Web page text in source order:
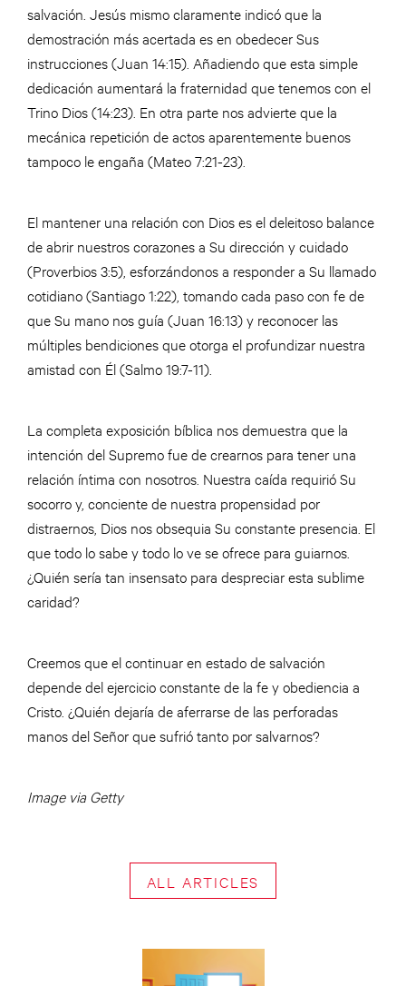
salvación. Jesús mismo claramente indicó que la
demostración más acertada es en obedecer Sus
instrucciones (Juan 14:15). Añadiendo que esta simple
dedicación aumentará la fraternidad que tenemos con el
Trino Dios (14:23). En otra parte nos advierte que la
mecánica repetición de actos aparentemente buenos
tampoco le engaña (Mateo 7:21-23).
El mantener una relación con Dios es el deleitoso balance
de abrir nuestros corazones a Su dirección y cuidado
(Proverbios 3:5), esforzándonos a responder a Su llamado
cotidiano (Santiago 1:22), tomando cada paso con fe de
que Su mano nos guía (Juan 16:13) y reconocer las
múltiples bendiciones que otorga el profundizar nuestra
amistad con Él (Salmo 19:7-11).
La completa exposición bíblica nos demuestra que la
intención del Supremo fue de crearnos para tener una
relación íntima con nosotros. Nuestra caída requirió Su
socorro y, conciente de nuestra propensidad por
distraernos, Dios nos obsequia Su constante presencia. El
que todo lo sabe y todo lo ve se ofrece para guiarnos.
¿Quién sería tan insensato para despreciar esta sublime
caridad?
Creemos que el continuar en estado de salvación
depende del ejercicio constante de la fe y obediencia a
Cristo. ¿Quién dejaría de aferrarse de las perforadas
manos del Señor que sufrió tanto por salvarnos?
Image via Getty
ALL ARTICLES